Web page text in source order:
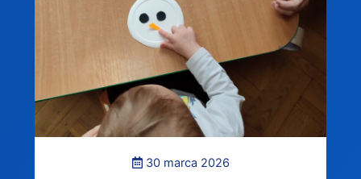
30 marca 2026